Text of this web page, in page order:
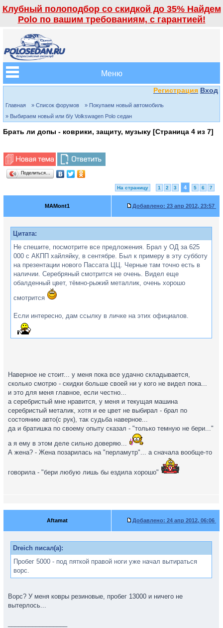
Клубный полоподбор со скидкой до 35% Найдем
Polo по вашим требованиям, с гарантией!
Меню
Регистрация Вход
Главная » Список форумов
» Покупаем новый автомобиль
» Выбираем новый или б/у Volkswagen Polo седан
Брать ли допы - коврики, защиту, музыку [Страница 4 из 7]
Поделиться…
На страницу 1 2 3 4 5 6 7
MAMont1 Добавлено: 23 апр 2012, 23:57
Цитата:
Не спешите, посмотрите все предложения. Брал у ОД за 625
000 с АКПП хайляйку, в сентябре. Был к примеру в эту субботу
на презентации нового Пассата ЦЦ. Черные там точно есть в
наличии. Серебряный смотрится не очень. Видел еще
обалденный цвет, тёмно-рыжий металлик, очень хорошо
смотрится
Если интересно, дам ссылку в личке на этих официалов.
Наверное не стоит... у меня пока все удачно складывается,
сколько смотрю - скидки больше своей ни у кого не видел пока...
и это для меня главное, если честно...
а серебристый мне нравится, у меня и текущая машина
серебристый металик, хотя и ее цвет не выбирал - брал по
состоянию авто(с рук), так судьба наверное...
да и братишка по своему опыту сказал - "только темную не бери..."
а я ему в этом деле сильно доверяю...
А жена? - Жена позарилась на "перламутр"... а сначала вообще-то
говорила - "бери любую лишь бы ездила хорошо"
Aftamat Добавлено: 24 апр 2012, 06:06
Dreich писал(а):
Пробег 5000 - под пяткой правой ноги уже начал вытираться
ворс.
Ворс? У меня ковры резиновые, пробег 13000 и ничего не
вытерлось...